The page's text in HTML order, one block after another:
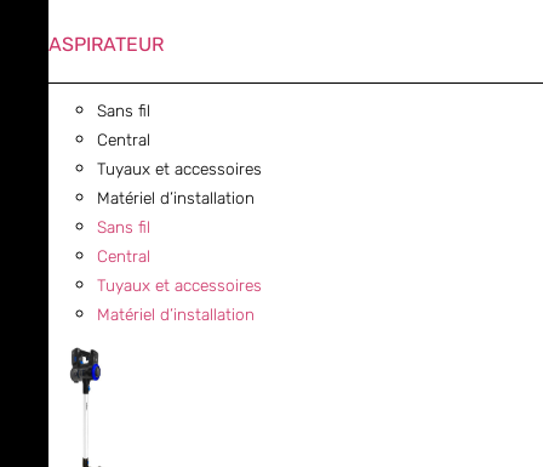
ASPIRATEUR
Sans fil
Central
Tuyaux et accessoires
Matériel d’installation
Sans fil
Central
Tuyaux et accessoires
Matériel d’installation